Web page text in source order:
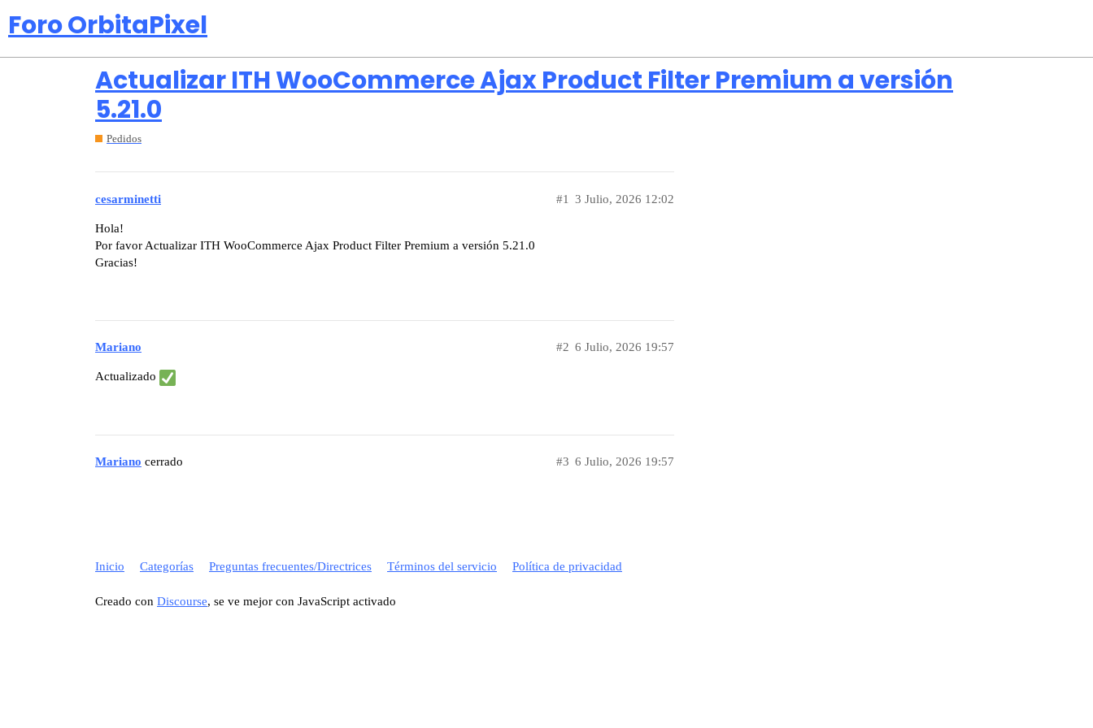
Foro OrbitaPixel
Actualizar ITH WooCommerce Ajax Product Filter Premium a versión
5.21.0
Pedidos
cesarminetti 3 Julio, 2026 12:02
#1
Hola!
Por favor Actualizar ITH WooCommerce Ajax Product Filter Premium a versión 5.21.0
Gracias!
Mariano 6 Julio, 2026 19:57
#2
Actualizado
Mariano cerrado 6 Julio, 2026 19:57
#3
Inicio Categorías Preguntas frecuentes/Directrices Términos del servicio Política de privacidad
Creado con Discourse, se ve mejor con JavaScript activado